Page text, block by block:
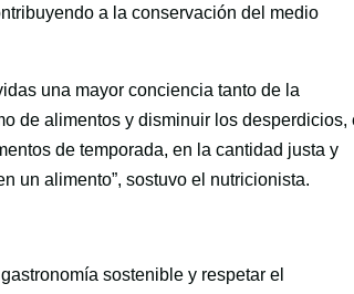
a la conservación del medio
una mayor conciencia tanto de la
de alimentos y disminuir los desperdicios,
de temporada, en la cantidad justa y
un alimento”, sostuvo el nutricionista.
sostenible y respetar el